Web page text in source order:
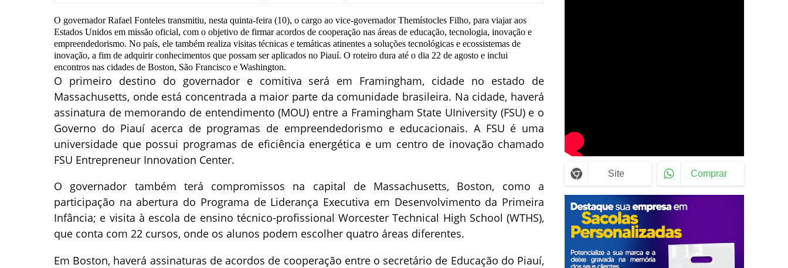
O governador Rafael Fonteles transmitiu, nesta quinta-feira (10), o cargo ao vice-governador Themístocles Filho, para viajar aos
Estados Unidos em missão oficial, com o objetivo de firmar acordos de cooperação nas áreas de educação, tecnologia, inovação e
empreendedorismo. No país, ele também realiza visitas técnicas e temáticas atinentes a soluções tecnológicas e ecossistemas de
inovação, a fim de adquirir conhecimentos que possam ser aplicados no Piauí. O roteiro dura até o dia 22 de agosto e inclui
encontros nas cidades de Boston, São Francisco e Washington.
O primeiro destino do governador e comitiva será em Framingham, cidade no estado de
Massachusetts, onde está concentrada a maior parte da comunidade brasileira. Na cidade, haverá
assinatura de memorando de entendimento (MOU) entre a Framingham State UIniversity (FSU) e o
Governo do Piauí acerca de programas de empreendedorismo e educacionais. A FSU é uma
universidade que possui programas de eficiência energética e um centro de inovação chamado
FSU Entrepreneur Innovation Center.
O governador também terá compromissos na capital de Massachusetts, Boston, como a
participação na abertura do Programa de Liderança Executiva em Desenvolvimento da Primeira
Infância; e visita à escola de ensino técnico-profissional Worcester Technical High School (WTHS),
que conta com 22 cursos, onde os alunos podem escolher quatro áreas diferentes.
Em Boston, haverá assinaturas de acordos de cooperação entre o secretário de Educação do Piauí,
Site Comprar